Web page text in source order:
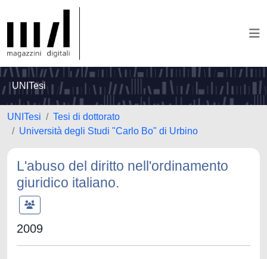
UNITesi
UNITesi
Tesi di dottorato
Università degli Studi "Carlo Bo" di Urbino
L'abuso del diritto nell'ordinamento
giuridico italiano.
2009